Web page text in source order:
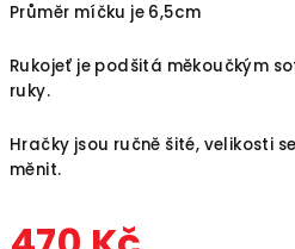
Průměr míčku je 6,5cm
Rukojeť je podšitá měkoučkým
ruky.
Hračky jsou ručně šité, velikosti
měnit.